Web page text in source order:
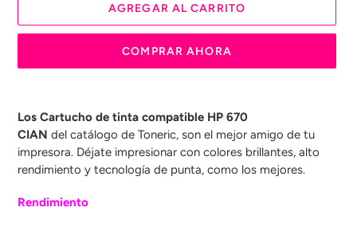
AGREGAR AL CARRITO
COMPRAR AHORA
el
producto
a
de
Los Cartucho de tinta compatible HP 670
CIAN del catálogo de Toneric, son el mejor amigo de tu
impresora. Déjate impresionar con colores brillantes, alto
rendimiento y tecnología de punta, como los mejores.
Rendimiento